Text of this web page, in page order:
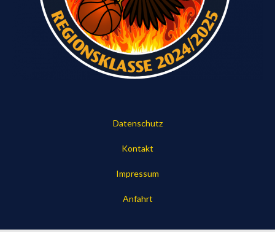
Datenschutz
Kontakt
Impressum
Anfahrt